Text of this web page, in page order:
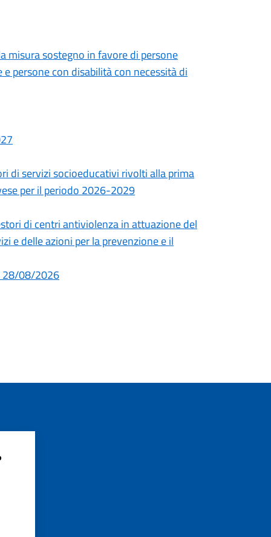
misura sostegno in favore di persone
persone con disabilità con necessità di
di servizi socioeducativi rivolti alla prima
per il periodo 2026-2029
di centri antiviolenza in attuazione del
e delle azioni per la prevenzione e il
28/08/2026